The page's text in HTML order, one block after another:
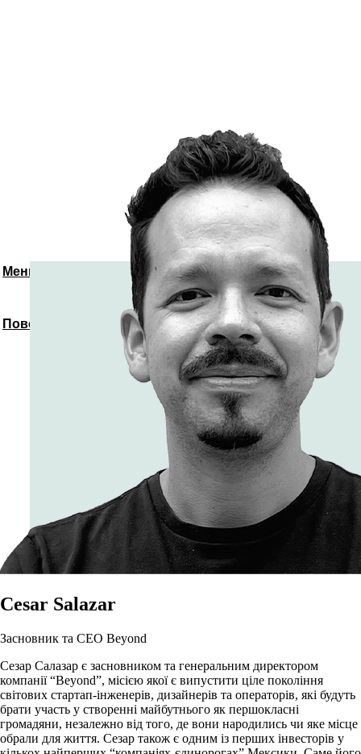
Меню
Повернутись до спікерів
Cesar Salazar
Засновник та СЕО Beyond
Сезар Салазар є засновником та генеральним директором
компанії “Beyond”, місією якої є випустити ціле покоління
світових стартап-інженерів, дизайнерів та операторів, які будуть
брати участь у створенні майбутнього як першокласні
громадяни, незалежно від того, де вони народились чи яке місце
обрали для життя. Сезар також є одним із перших інвесторів у